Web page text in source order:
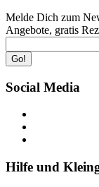
Melde Dich zum
Angebote, gratis
Go!
Social Media
Hilfe und